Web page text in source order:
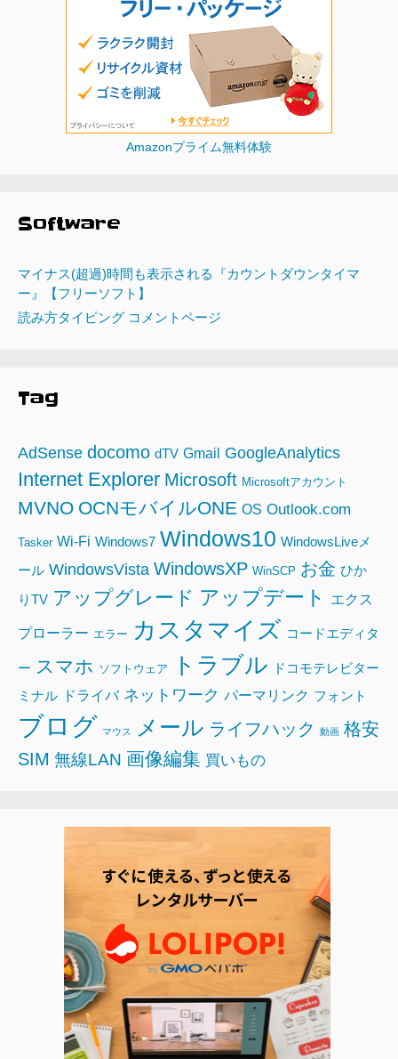
Amazonプライム無料体験
Software
マイナス(超過)時間も表示される『カウントダウンタイマ
ー』【フリーソフト】
読み方タイピング コメントページ
Tag
AdSense docomo dTV Gmail GoogleAnalytics
Internet Explorer Microsoft Microsoftアカウント
MVNO OCNモバイルONE OS Outlook.com
Tasker Wi-Fi Windows7 Windows10 WindowsLiveメ
ール WindowsVista WindowsXP WinSCP お金 ひか
りTV アップグレード アップデート エクス
プローラー エラー カスタマイズ コードエディタ
ー スマホ ソフトウェア トラブル
ドコモテレビター
ミナル
ドライバ ネットワーク パーマリンク フォント
ブログ マウス メール ライフハック 動画 格安
SIM 無線LAN 画像編集 買いもの